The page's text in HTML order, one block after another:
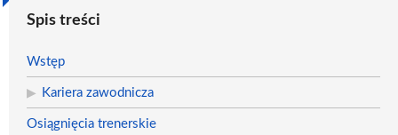
Spis treści
Wstęp
Kariera zawodnicza
Osiągnięcia trenerskie